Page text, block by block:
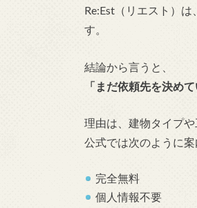
Re:Est（リエスト）は、
す。
結論から言うと、
「まだ依頼先を決め
理由は、建物タイプや
公式では次のように案
完全無料
個人情報不要